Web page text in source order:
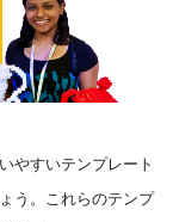
やすいテンプレート
う。これらのテンプ